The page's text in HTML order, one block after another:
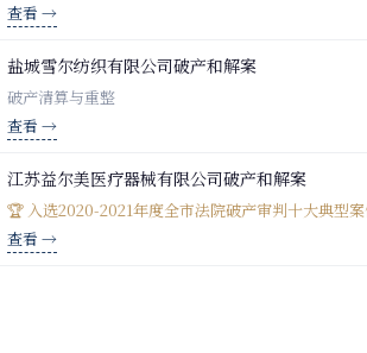
查看 →
盐城雪尔纺织有限公司破产和解案
破产清算与重整
查看 →
江苏益尔美医疗器械有限公司破产和解案
🏆 入选2020-2021年度全市法院破产审判十大典型案
查看 →